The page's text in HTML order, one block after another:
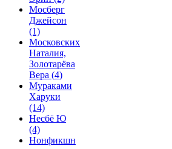
Мосберг
Джейсон
(1)
Московских
Наталия,
Золотарёва
Вера (4)
Мураками
Харуки
(14)
Несбё Ю
(4)
Нонфикшн